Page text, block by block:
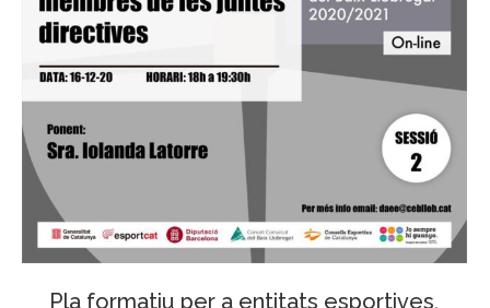
Pla formatiu per a entitats esportives,